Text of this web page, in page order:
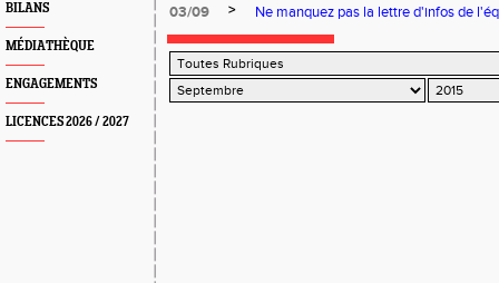
BILANS
MÉDIATHÈQUE
ENGAGEMENTS
LICENCES 2026 / 2027
03/09
> Ne manquez pas la lettre d'infos de